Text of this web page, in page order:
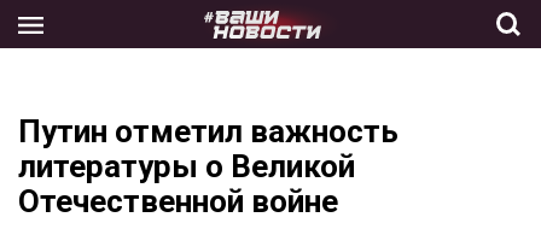
the
Путин отметил важность
литературы о Великой
Отечественной войне